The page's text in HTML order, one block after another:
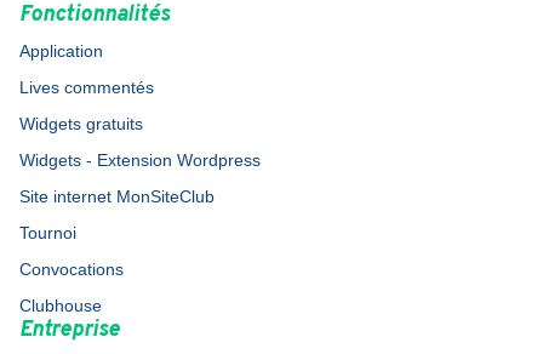
Fonctionnalités
Application
Lives commentés
Widgets gratuits
Widgets - Extension Wordpress
Site internet MonSiteClub
Tournoi
Convocations
Clubhouse
Entreprise